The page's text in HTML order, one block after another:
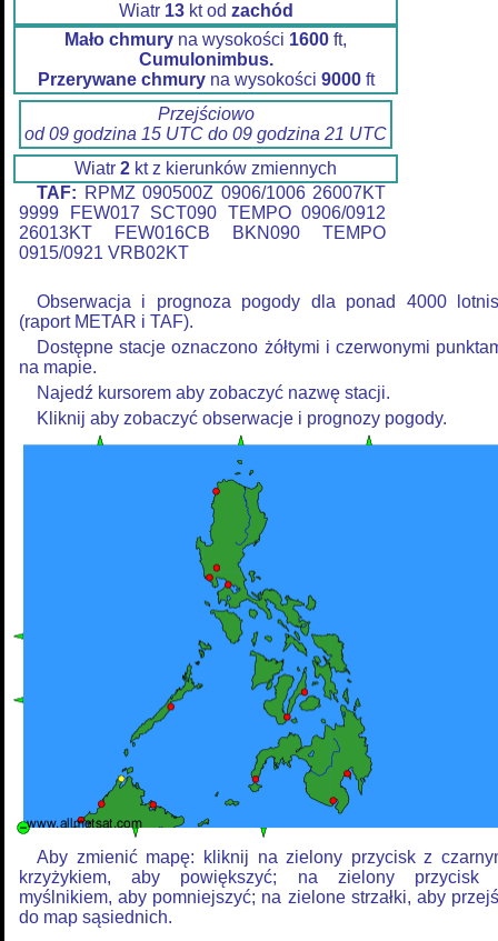
Wiatr 13kt od zachód
Mało chmury na wysokości 1600 ft,
Cumulonimbus.
Przerywane chmuryna wysokości 9000ft
Przejściowo
od 09 godzina 15 UTC do 09 godzina 21 UTC
Wiatr 2 kt z kierunków zmiennych
TAF: RPMZ 090500Z 0906/1006 26007KT
9999 FEW017 SCT090 TEMPO 0906/0912
26013KT FEW016CB BKN090 TEMPO
0915/0921 VRB02KT
Obserwacja i prognoza pogody dla ponad 4000
(raport METAR i TAF).
Dostępne stacje oznaczono żółtymi i czerwonymi
na mapie.
Najedź kursorem aby zobaczyć nazwę stacji.
Kliknij aby zobaczyć obserwacje i prognozy pogody.
Aby zmienić mapę: kliknij na zielony przycisk z
krzyżykiem, aby powiększyć; na zielony przycisk
myślnikiem, aby pomniejszyć; na zielone strzałki, aby
do map sąsiednich.